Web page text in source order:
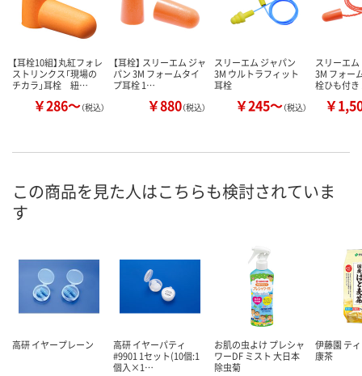
【耳栓10組】丸紅フォレ
ストリンクス「現場の
チカラ」耳栓 紐…
￥286～（税込）
【耳栓】 スリーエム ジャ
パン 3M フォームタイ
プ耳栓 1…
￥880（税込）
スリーエム ジャパン
3M ウルトラフィット
耳栓
￥245～（税込）
スリーエ
3M フォー
栓ひも付
￥
この商品を見た人はこちらも検討されていま
す
高研 イヤープレーン
高研 イヤーパティ
#9901 1セット(10個:1
個入×1…
お肌の虫よけ プレシャ
ワーDF ミスト 大日本
除虫菊
伊藤園 テ
康茶